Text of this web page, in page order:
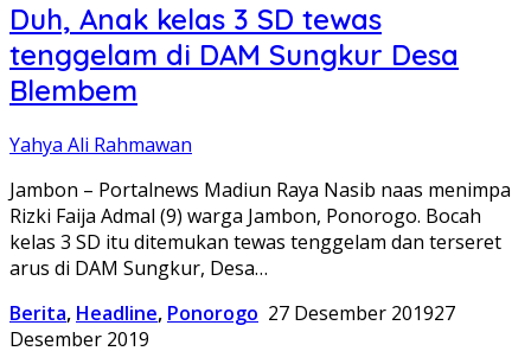
Duh, Anak kelas 3 SD tewas
tenggelam di DAM Sungkur Desa
Blembem
Yahya Ali Rahmawan
Jambon – Portalnews Madiun Raya Nasib naas menimpa
Rizki Faija Admal (9) warga Jambon, Ponorogo. Bocah
kelas 3 SD itu ditemukan tewas tenggelam dan terseret
arus di DAM Sungkur, Desa…
Berita, Headline, Ponorogo 27 Desember 201927
Desember 2019